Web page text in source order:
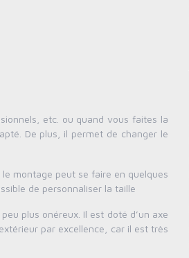
etc. ou quand vous faites la
De plus, il permet de changer le
montage peut se faire en quelques
de personnaliser la taille
plus onéreux. Il est doté d’un axe
par excellence, car il est très